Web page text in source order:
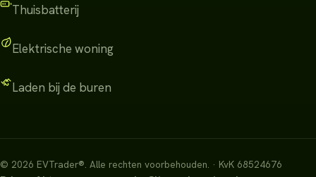
Thuisbatterij
Elektrische woning
Laden bij de buren
© 2026 EVTrader®. Alle rechten voorbehouden. · KvK 68524676